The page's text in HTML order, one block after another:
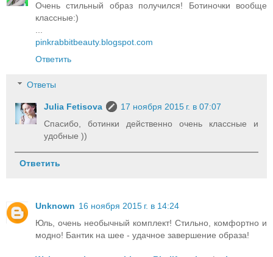
Очень стильный образ получился! Ботиночки вообще
классные:)
...
pinkrabbitbeauty.blogspot.com
Ответить
Ответы
Julia Fetisova
17 ноября 2015 г. в 07:07
Спасибо, ботинки действенно очень классные и
удобные ))
Ответить
Unknown 16 ноября 2015 г. в 14:24
Юль, очень необычный комплект! Стильно, комфортно и
модно! Бантик на шее - удачное завершение образа!